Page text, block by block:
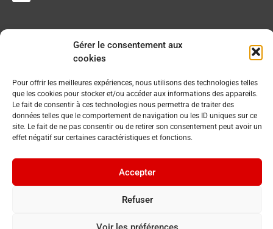
Gérer le consentement aux
cookies
Pour offrir les meilleures expériences, nous utilisons des technologies telles
que les cookies pour stocker et/ou accéder aux informations des appareils.
Le fait de consentir à ces technologies nous permettra de traiter des
données telles que le comportement de navigation ou les ID uniques sur ce
site. Le fait de ne pas consentir ou de retirer son consentement peut avoir un
effet négatif sur certaines caractéristiques et fonctions.
Accepter
Refuser